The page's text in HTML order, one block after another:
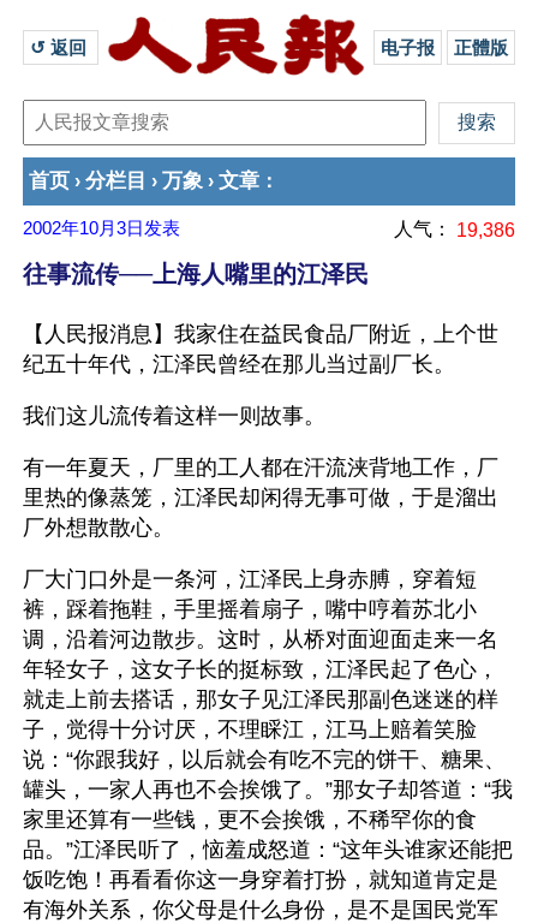
↺ 返回 电子报 正體版
首页 › 分栏目 › 万象 › 文章 ：
2002年10月3日 发表 人气： 19,386
往事流传──上海人嘴里的江泽民
【人民报消息】我家住在益民食品厂附近，上个世
纪五十年代，江泽民曾经在那儿当过副厂长。
我们这儿流传着这样一则故事。
有一年夏天，厂里的工人都在汗流浃背地工作，厂
里热的像蒸笼，江泽民却闲得无事可做，于是溜出
厂外想散散心。
厂大门口外是一条河，江泽民上身赤膊，穿着短
裤，踩着拖鞋，手里摇着扇子，嘴中哼着苏北小
调，沿着河边散步。这时，从桥对面迎面走来一名
年轻女子，这女子长的挺标致，江泽民起了色心，
就走上前去搭话，那女子见江泽民那副色迷迷的样
子，觉得十分讨厌，不理睬江，江马上赔着笑脸
说：“你跟我好，以后就会有吃不完的饼干、糖果、
罐头，一家人再也不会挨饿了。”那女子却答道：“我
家里还算有一些钱，更不会挨饿，不稀罕你的食
品。”江泽民听了，恼羞成怒道：“这年头谁家还能把
饭吃饱！再看看你这一身穿着打扮，就知道肯定是
有海外关系，你父母是什么身份，是不是国民党军